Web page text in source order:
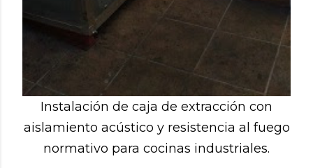
Instalación de caja de extracción con
aislamiento acústico y resistencia al fuego
normativo para cocinas industriales.